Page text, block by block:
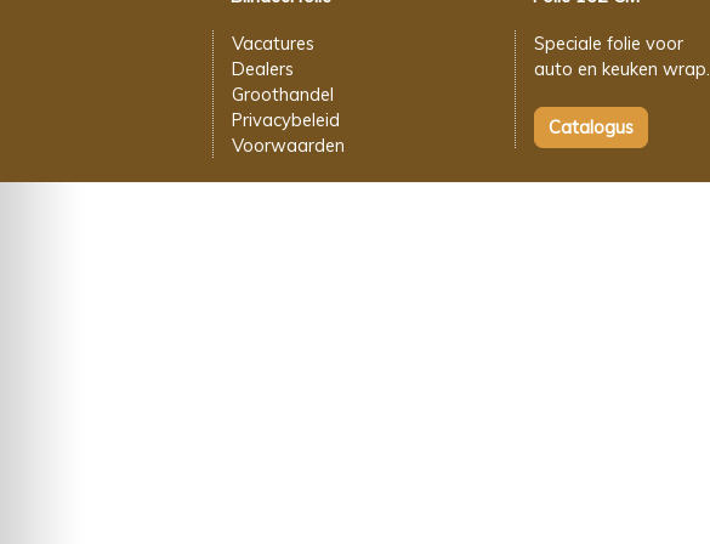
Vacatures
Dealers
Groothandel
Privacybeleid
Voorwaarden
Speciale folie voor
auto en keuken wrap.